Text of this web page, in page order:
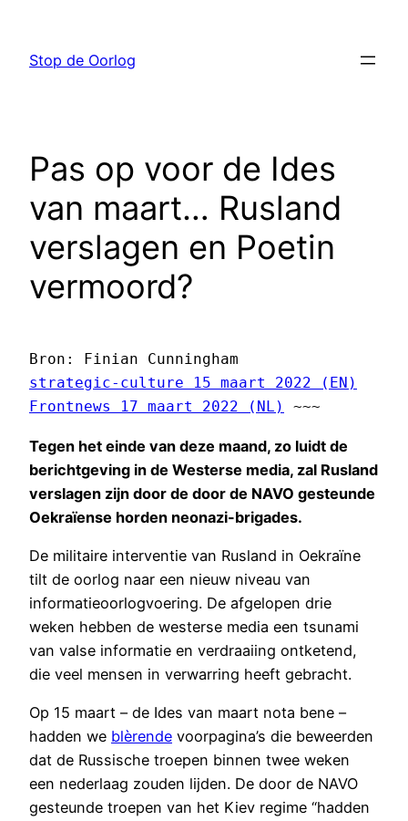
Stop de Oorlog
Pas op voor de Ides
van maart… Rusland
verslagen en Poetin
vermoord?
Bron: Finian Cunningham
strategic-culture 15 maart 2022
(EN)
Frontnews 17 maart 2022 (NL)
~~~
Tegen het einde van deze maand, zo luidt de
berichtgeving in de Westerse media, zal Rusland
verslagen zijn door de door de NAVO gesteunde
Oekraïense horden neonazi-brigades.
De militaire interventie van Rusland in Oekraïne
tilt de oorlog naar een nieuw niveau van
informatieoorlogvoering. De afgelopen drie
weken hebben de westerse media een tsunami
van valse informatie en verdraaiing ontketend,
die veel mensen in verwarring heeft gebracht.
Op 15 maart – de Ides van maart nota bene –
hadden we blèrende voorpagina’s die beweerden
dat de Russische troepen binnen twee weken
een nederlaag zouden lijden. De door de NAVO
gesteunde troepen van het Kiev regime “hadden